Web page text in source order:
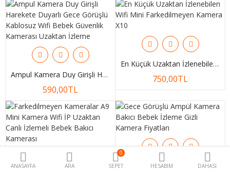
ANASAYFA ARA
0
SEPET
HESABIM DAHASI
Ampul Kamera Duy Girişli Harekete Duyarlı Gece Görüşlü Kablosuz Wifi Bebek Güvenlik Kamerası Uzaktan İzleme
590,00TL
En Küçük Uzaktan İzlenebilen Wifi Mini Farkedilmeyen Kamera X10
750,00TL
Gece Görüşlü Ampül Kamera Bakıcı Bebek İzleme Gizli Kamera Fiyatları